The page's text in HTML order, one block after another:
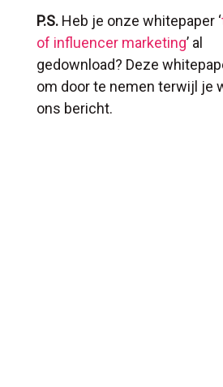
P.S.Heb je onze whitepaper ‘
of influencer marketing’al
gedownload? Deze
om door te nemen terwijl je
ons bericht.